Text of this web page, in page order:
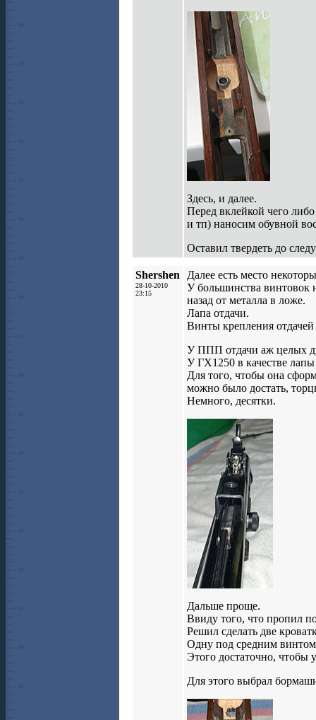
Здесь, и далее.
Перед вклейкой чего
и тп) наносим обувной
Оставил твердеть до
Shershen
28-10-2010
23:15
Далее есть место
У большинства винтовок
назад от металла в ложе.
Лапа отдачи.
Винты крепления
У ППП отдачи аж целых
У ГХ1250 в качестве лапы
Для того, чтобы она
можно было достать,
Немного, десятки.
Дальше проще.
Ввиду того, что пропил
Решил сделать две
Одну под средним
Этого достаточно, чтобы
Для этого выбрал